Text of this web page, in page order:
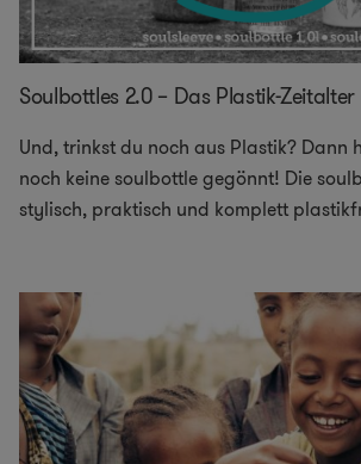
Soulbottles 2.0 – Das Plastik-
Und, trinkst du noch aus Plastik? Dann
noch keine soulbottle gegönnt! Die
stylisch, praktisch und komplett